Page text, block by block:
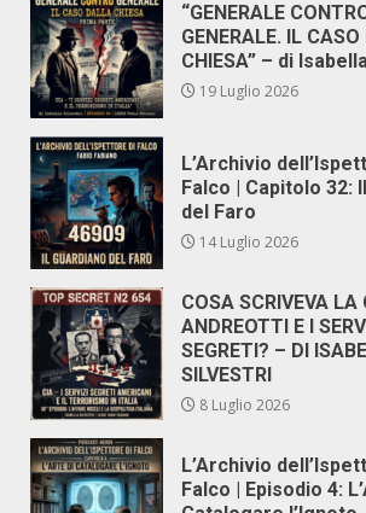
“GENERALE
GENERALE. IL
CHIESA” – di
19 Luglio 2026
L’Archivio
Falco | Capitolo 32:
del Faro
14 Luglio 2026
COSA SCRIVEVA LA
ANDREOTTI E I
SEGRETI? – DI
SILVESTRI
8 Luglio 2026
L’Archivio
Falco | Episodio 4: